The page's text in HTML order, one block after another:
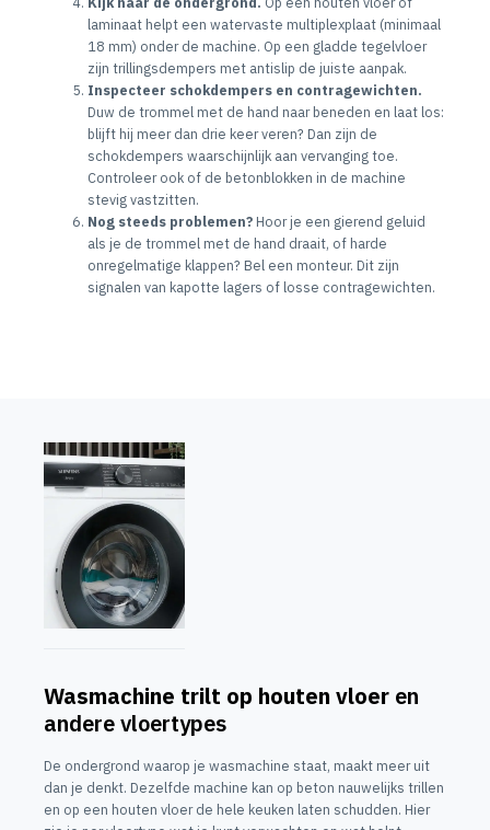
laminaat helpt een watervaste multiplexplaat (minimaal
18 mm) onder de machine. Op een gladde tegelvloer
zijn trillingsdempers met antislip de juiste aanpak.
Inspecteer schokdempers en contragewichten.
Duw de trommel met de hand naar beneden en laat los:
blijft hij meer dan drie keer veren? Dan zijn de
schokdempers waarschijnlijk aan vervanging toe.
Controleer ook of de betonblokken in de machine
stevig vastzitten.
Nog steeds problemen? Hoor je een gierend geluid
als je de trommel met de hand draait, of harde
onregelmatige klappen? Bel een monteur. Dit zijn
signalen van kapotte lagers of losse contragewichten.
Wasmachine trilt op houten vloer en
andere vloertypes
De ondergrond waarop je wasmachine staat, maakt meer uit
dan je denkt. Dezelfde machine kan op beton nauwelijks trillen
en op een houten vloer de hele keuken laten schudden. Hier